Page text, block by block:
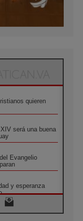
quieren
será una buena
Evangelio
y esperanza
será un tiempo de